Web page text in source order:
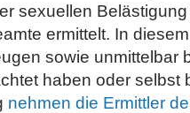
sexuellen
ermittelt. In
sowie unmittelbar
haben oder selbst
nehmen die Ermittler